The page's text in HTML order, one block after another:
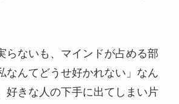
らないも、マインドが占める部
なんてどうせ好かれない」なん
好きな人の下手に出てしまい片